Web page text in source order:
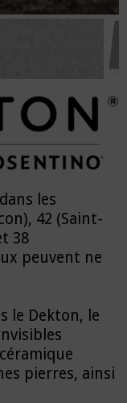
les
42 (Saint-
38
peuvent ne
le Dekton, le
pierres, ainsi